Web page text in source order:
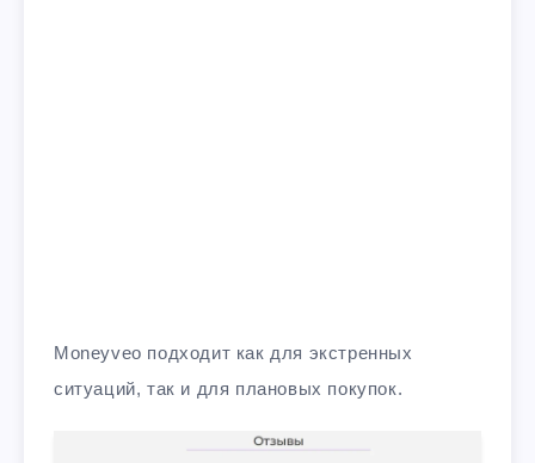
Moneyveo подходит как для экстренных
ситуаций, так и для плановых покупок.